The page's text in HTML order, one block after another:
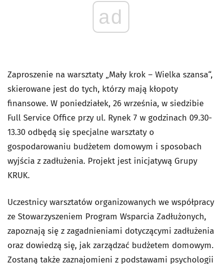
ad
Zaproszenie na warsztaty „Mały krok – Wielka szansa“,
skierowane jest do tych, którzy mają kłopoty
finansowe. W poniedziałek, 26 września, w siedzibie
Full Service Office przy ul. Rynek 7 w godzinach 09.30-
13.30 odbędą się specjalne warsztaty o
gospodarowaniu budżetem domowym i sposobach
wyjścia z zadłużenia. Projekt jest inicjatywą Grupy
KRUK.
Uczestnicy warsztatów organizowanych we współpracy
ze Stowarzyszeniem Program Wsparcia Zadłużonych,
zapoznają się z zagadnieniami dotyczącymi zadłużenia
oraz dowiedzą się, jak zarządzać budżetem domowym.
Zostaną także zaznajomieni z podstawami psychologii